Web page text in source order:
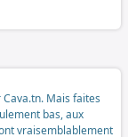
Mais faites
bas, aux
vraisemblablement